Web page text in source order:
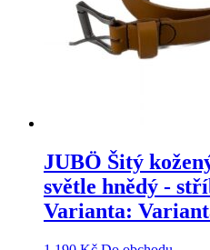
JUBÖ Šitý
světle hnědý -
Varianta: